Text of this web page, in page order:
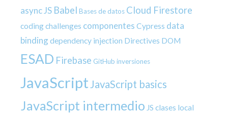
async JS Babel Bases de datos Cloud Firestore
coding challenges componentes Cypress data
binding dependency injection Directives DOM
ESAD Firebase GitHub inversiones
JavaScriptJavaScript basics
JavaScript intermedio JS clases local